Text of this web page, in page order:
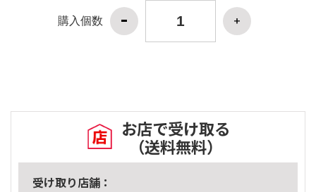
購入個数
お店で受け取る
（送料無料）
受け取り店舗：